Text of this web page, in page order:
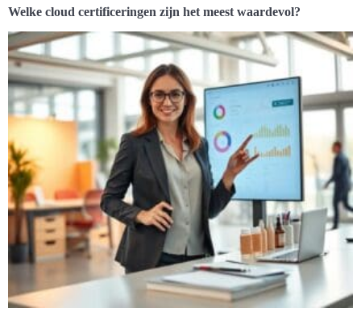
Welke cloud certificeringen zijn het meest waardevol?